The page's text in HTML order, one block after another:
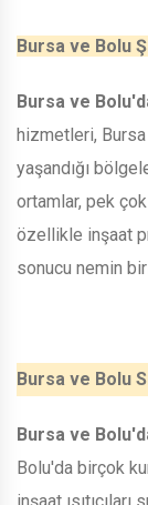
Bursa ve Bolu
Bursa ve
hizmetleri,
yaşandığı
ortamlar, pek
özellikle inşaat
sonucu nemin
Bursa ve Bolu
Bursa ve
Bolu'da birçok
inşaat